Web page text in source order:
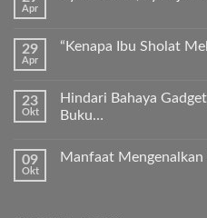
Premium
Apr
komentar
pada
ajari
anak
kita
29
Apr
“Kenapa Ibu Sholat
pada
“Kenapa
23
Okt
Hindari Bahaya
Buku…
komentar
09
Okt
Manfaat Mengenalkan